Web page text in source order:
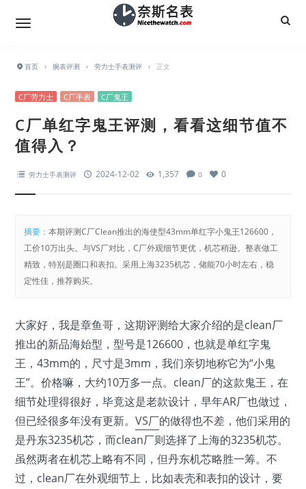
首页 › 腕表评测 › 劳力士手表测评 › 正文
C厂劳力士 C厂手表 C厂鬼王
C厂单红字鬼王评测，看看这细节值不
值得入？
劳力士手表测评 2024-12-02 1,357 0 0
摘要：本期评测C厂Clean推出的海使型43mm单红字小鬼王126600，
工价10万出头。与VS厂对比，C厂外观细节更优，机芯稍逊。整表做工
精致，特别是圈口和表扣。采用上海3235机芯，储能70小时左右，稳
定性佳，推荐购买。
大家好，我是章鱼哥，这期评测给大家介绍的是clean厂
推出的新品海始型，型号是126600，也就是单红字鬼
王，43mm的，尺寸是3mm，我们亲切地称它为“小鬼
王”。价格嘛，大约10万多一点。clean厂的这款鬼王，在
细节处理得很好，毕竟这是老款设计，早年AR厂也做过，
但已经很多年没有更新。 VS厂的做得也不差，他们采用的
是丹东3235机芯，而clean厂则选择了上海的3235机芯。
虽然两者在机芯上略有不同，但丹东机芯略胜一筹。不
过，clean厂在外观细节上，比如表壳和表扣的设计，要